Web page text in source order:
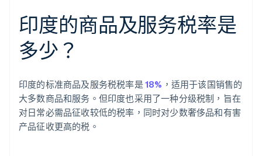
印度的商品及服务税率是
多少？
印度的标准商品及服务税税率是18% ，适用于该国销售的
大多数商品和服务。但印度也采用了一种分级税制，旨在
对日常必需品征收较低的税率，同时对少数奢侈品和有害
产品征收更高的税。